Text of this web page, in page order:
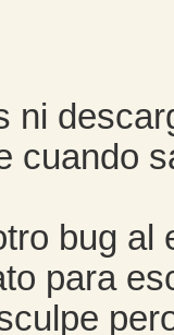
ni
cuando
bug al
para